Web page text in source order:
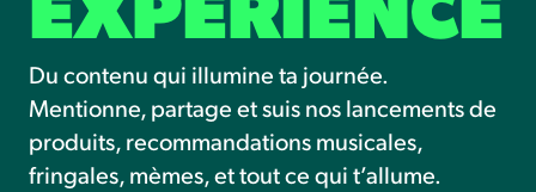
EXPERIENCE
Du contenu qui illumine ta journée.
Mentionne, partage et suis nos lancements de
produits, recommandations musicales,
fringales, mèmes, et tout ce qui t’allume.